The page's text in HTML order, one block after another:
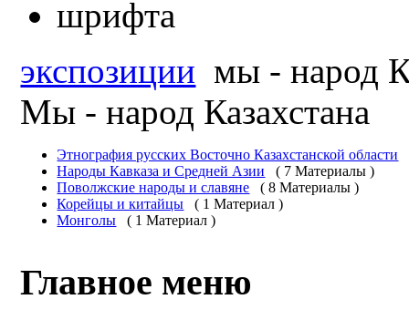
экспозиции мы - народ
Мы - народ Казахстана
Этнография русских Восточно Казахстанской области
Народы Кавказа и Средней Азии
( 7 Материалы )
Поволжские народы и славяне
( 8 Материалы )
Корейцы и китайцы
( 1 Материал )
Монголы
( 1 Материал )
Главное меню